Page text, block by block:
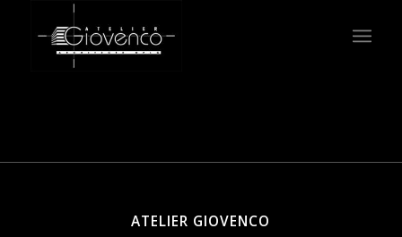
ATELIER GIOVENCO